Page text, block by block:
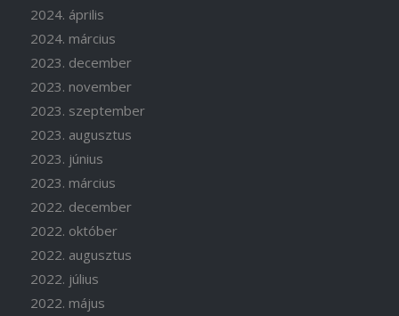
2024. április
2024. március
2023. december
2023. november
2023. szeptember
2023. augusztus
2023. június
2023. március
2022. december
2022. október
2022. augusztus
2022. július
2022. május